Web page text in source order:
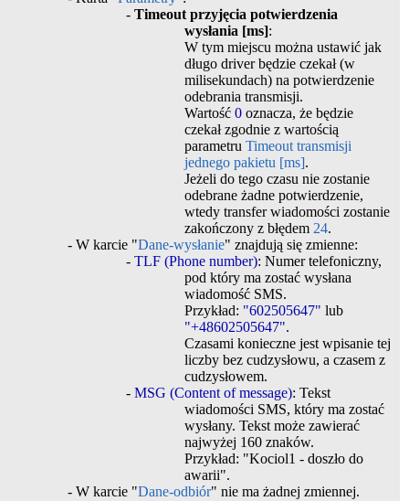
- Timeout przyjęcia potwierdzenia
wysłania [ms]:
W tym miejscu można ustawić jak
długo driver będzie czekał (w
milisekundach) na potwierdzenie
odebrania transmisji.
Wartość 0 oznacza, że będzie
czekał zgodnie z wartością
parametru Timeout transmisji
jednego pakietu [ms].
Jeżeli do tego czasu nie zostanie
odebrane żadne potwierdzenie,
wtedy transfer wiadomości zostanie
zakończony z błędem 24.
- W karcie "Dane-wysłanie" znajdują się zmienne:
- TLF (Phone number): Numer telefoniczny,
pod który ma zostać wysłana
wiadomość SMS.
Przykład: "602505647" lub
"+48602505647".
Czasami konieczne jest wpisanie tej
liczby bez cudzysłowu, a czasem z
cudzysłowem.
- MSG (Content of message): Tekst
wiadomości SMS, który ma zostać
wysłany. Tekst może zawierać
najwyżej 160 znaków.
Przykład: "Kociol1 - doszło do
awarii".
- W karcie "Dane-odbiór" nie ma żadnej zmiennej.